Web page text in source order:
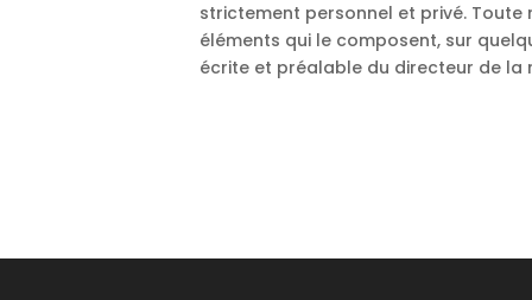
strictement personnel et privé.
éléments qui le composent, sur
écrite et préalable du directeur de la